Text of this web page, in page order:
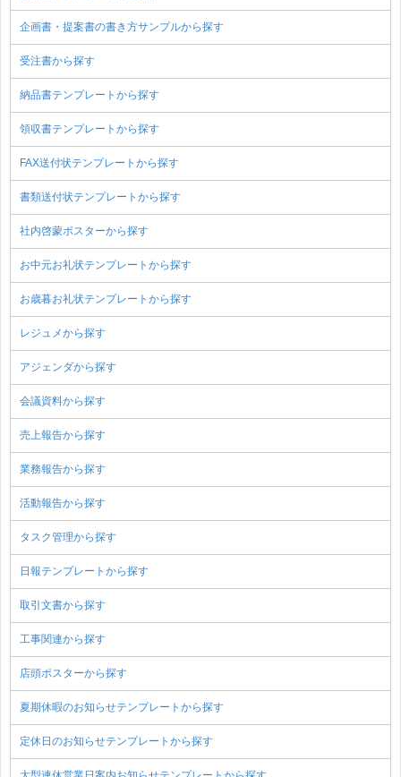
企画書・提案書の書き方サンプルから探す
受注書から探す
納品書テンプレートから探す
領収書テンプレートから探す
FAX送付状テンプレートから探す
書類送付状テンプレートから探す
社内啓蒙ポスターから探す
お中元お礼状テンプレートから探す
お歳暮お礼状テンプレートから探す
レジュメから探す
アジェンダから探す
会議資料から探す
売上報告から探す
業務報告から探す
活動報告から探す
タスク管理から探す
日報テンプレートから探す
取引文書から探す
工事関連から探す
店頭ポスターから探す
夏期休暇のお知らせテンプレートから探す
定休日のお知らせテンプレートから探す